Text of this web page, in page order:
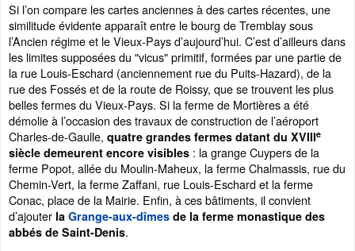
Si l’on compare les cartes anciennes à des cartes récentes, une
similitude évidente apparaît entre le bourg de Tremblay sous
l’Ancien régime et le Vieux-Pays d’aujourd’hui. C’est d’ailleurs dans
les limites supposées du "vicus" primitif, formées par une partie de
la rue Louis-Eschard (anciennement rue du Puits-Hazard), de la
rue des Fossés et de la route de Roissy, que se trouvent les plus
belles fermes du Vieux-Pays. Si la ferme de Mortières a été
démolie à l’occasion des travaux de construction de l’aéroport
Charles-de-Gaulle, quatre grandes fermes datant du XVIIIe
siècle demeurent encore visibles : la grange Cuypers de la
ferme Popot, allée du Moulin-Maheux, la ferme Chalmassis, rue du
Chemin-Vert, la ferme Zaffani, rue Louis-Eschard et la ferme
Conac, place de la Mairie. Enfin, à ces bâtiments, il convient
d’ajouter la Grange-aux-dîmes de la ferme monastique des
abbés de Saint-Denis.